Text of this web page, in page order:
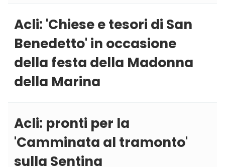
Acli: 'Chiese e tesori di San
Benedetto' in occasione
della festa della Madonna
della Marina
Acli: pronti per la
'Camminata al tramonto'
sulla Sentina